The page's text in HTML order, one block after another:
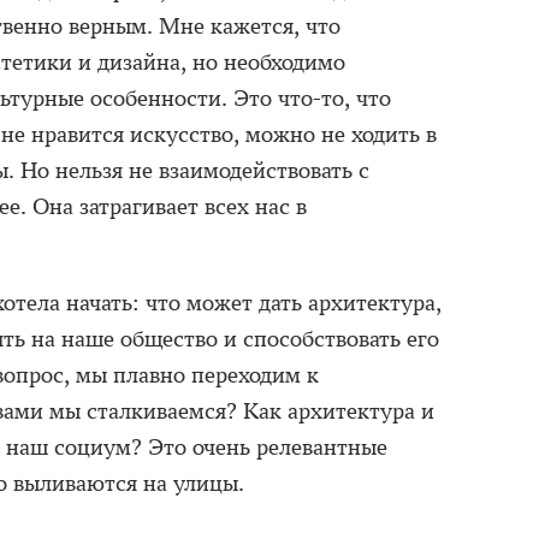
верным. Мне кажется, что
и дизайна, но необходимо
особенности. Это что-то, что
нравится искусство, можно не ходить в
Но нельзя не взаимодействовать с
Она затрагивает всех нас в
начать: что может дать архитектура,
на наше общество и способствовать его
мы плавно переходим к
мы сталкиваемся? Как архитектура и
социум? Это очень релевантные
выливаются на улицы.